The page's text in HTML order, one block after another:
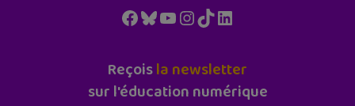
Facebook
Bluesky
YouTube
Instagram
TikTokLinkedIn
Reçoisla newsletter
sur l'éducation numérique